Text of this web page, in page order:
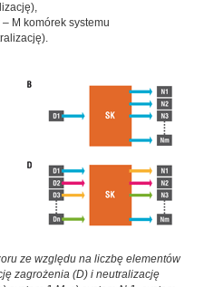
M komórek systemu
ze względu na liczbę elementów
zagrożenia (D) i neutralizację